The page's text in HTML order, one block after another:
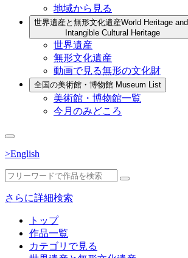
地域から見る
世界遺産と無形文化遺産World Heritage and
Intangible Cultural Heritage
世界遺産
無形文化遺産
動画で見る無形の文化財
全国の美術館・博物館 Museum List
美術館・博物館一覧
今月のみどころ
>English
さらに詳細検索
トップ
作品一覧
カテゴリで見る